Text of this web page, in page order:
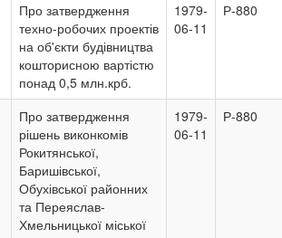
Про затвердження
техно-робочих проектів
на об'єкти будівництва
кошторисною вартістю
понад 0,5 млн.крб.
1979-
06-11
Р-880
Про затвердження
рішень виконкомів
Рокитянської,
Баришівської,
Обухівської районних
та Переяслав-
Хмельницької міської
1979-
06-11
Р-880